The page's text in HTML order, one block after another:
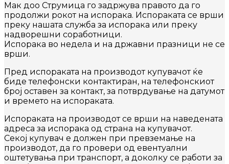
Мак доо Струмица го задржува правото да го
продолжи рокот на испорака. Испораката се врши
преку нашата служба за испорака или преку
надворешни соработници.
Испорака во недела и на државни празници не се
врши.
Пред испораката на производот купувачот ќе
биде телефонски контактиран, на телефонскиот
број оставен за контакт, за потврдување на датумот
и времето на испораката.
Испораката на производот се врши на наведената
адреса за испорака од страна на купувачот.
Секој купувач е должен при превземање на
производот, да го провери од евентуални
оштетувања при транспорт, а доколку се работи за